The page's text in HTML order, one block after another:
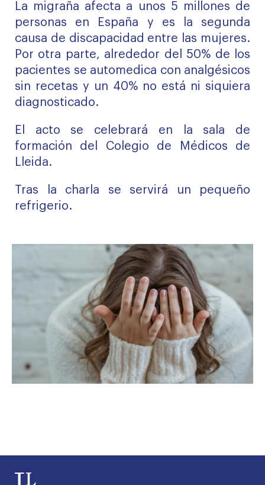
La migraña afecta a unos 5 millones de
personas en España y es la segunda
causa de discapacidad entre las mujeres.
Por otra parte, alrededor del 50% de los
pacientes se automedica con analgésicos
sin recetas y un 40% no está ni siquiera
diagnosticado.
El acto se celebrará en la sala de
formación del Colegio de Médicos de
Lleida.
Tras la charla se servirá un pequeño
refrigerio.